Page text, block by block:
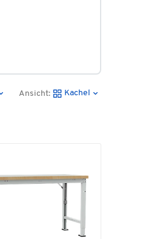
Ansicht: Kachel